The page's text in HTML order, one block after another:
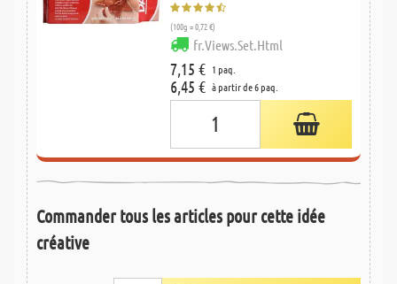
(100g = 0,72 €)
fr.Views.Set.Html
7,15 € 1 paq.
6,45 € à partir de 6 paq.
Commander tous les articles pour cette idée
créative